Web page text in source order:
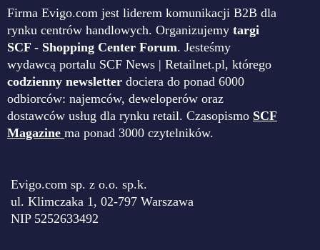
Firma Evigo.com jest liderem komunikacji B2B dla
rynku centrów handlowych. Organizujemy targi
SCF - Shopping Center Forum. Jesteśmy
wydawcą portalu SCF News | Retailnet.pl, którego
codzienny newsletter dociera do ponad 6000
odbiorców: najemców, deweloperów oraz
dostawców usług dla rynku retail. Czasopismo SCF
Magazine ma ponad 3000 czytelników.
Evigo.com sp. z o.o. sp.k.
ul. Klimczaka 1, 02-797 Warszawa
NIP 5252633492